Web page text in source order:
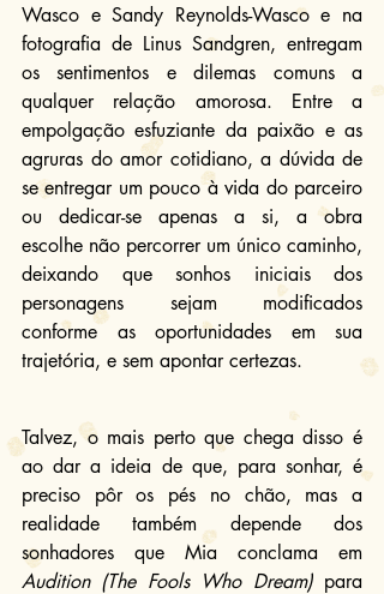
Wasco e Sandy Reynolds-Wasco e na
fotografia de Linus Sandgren, entregam
os sentimentos e dilemas comuns a
qualquer relação amorosa. Entre a
empolgação esfuziante da paixão e as
agruras do amor cotidiano, a dúvida de
se entregar um pouco à vida do parceiro
ou dedicar-se apenas a si, a obra
escolhe não percorrer um único caminho,
deixando que sonhos iniciais dos
personagens sejam modificados
conforme as oportunidades em sua
trajetória, e sem apontar certezas.
Talvez, o mais perto que chega disso é
ao dar a ideia de que, para sonhar, é
preciso pôr os pés no chão, mas a
realidade também depende dos
Audition (The Fools Who Dream) para